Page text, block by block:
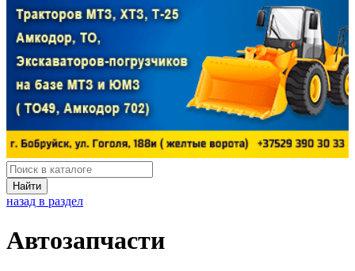
Найти
назад в раздел
Автозапчасти